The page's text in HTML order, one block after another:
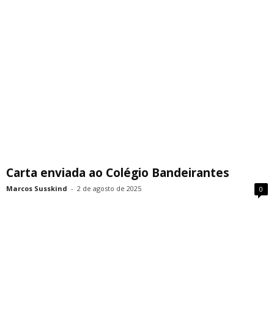
Carta enviada ao Colégio Bandeirantes
Marcos Susskind - 2 de agosto de 2025 0